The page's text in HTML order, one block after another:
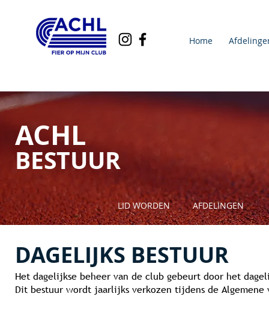
Home
LID WORDEN AFDELINGEN
ACHL
BESTUUR
DAGELIJKS BESTUUR
Het dagelijkse beheer van de club gebeurt door het
Dit bestuur wordt jaarlijks verkozen tijdens de Algemene